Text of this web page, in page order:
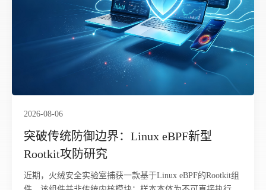
2026-08-06
突破传统防御边界：Linux eBPF新型
Rootkit攻防研究
近期，火绒安全实验室捕获一款基于Linux eBPF的Rootkit组